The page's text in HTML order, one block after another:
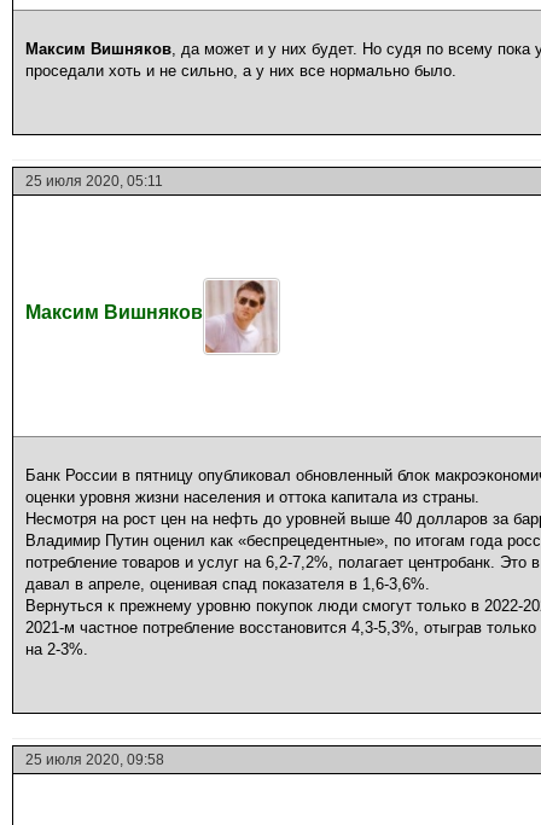
Максим Вишняков, да может и у них будет. Но судя по всему пока
проседали хоть и не сильно, а у них все нормально было.
25 июля 2020, 05:11
Максим Вишняков
Банк России в пятницу опубликовал обновленный блок
оценки уровня жизни населения и оттока капитала из страны.
Несмотря на рост цен на нефть до уровней выше 40 долларов за
Владимир Путин оценил как «беспрецедентные», по итогам года
потребление товаров и услуг на 6,2-7,2%, полагает центробанк. Это
давал в апреле, оценивая спад показателя в 1,6-3,6%.
Вернуться к прежнему уровню покупок люди смогут только в 2022-
2021-м частное потребление восстановится 4,3-5,3%, отыграв
на 2-3%.
25 июля 2020, 09:58